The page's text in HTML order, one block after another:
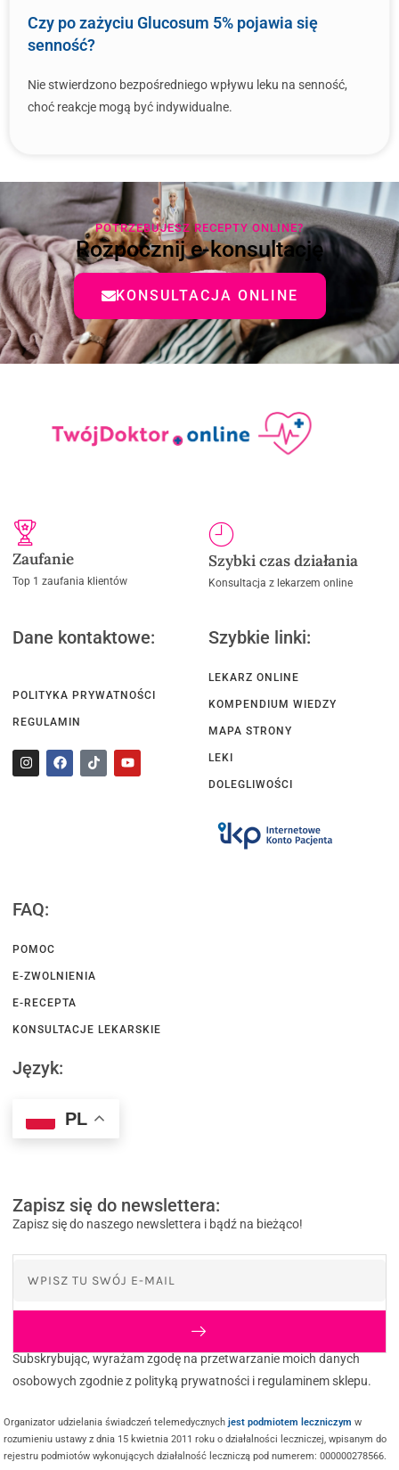
Czy po zażyciu Glucosum 5% pojawia się
senność?
Nie stwierdzono bezpośredniego wpływu leku na senność,
choć reakcje mogą być indywidualne.
POTRZEBUJESZ RECEPTY ONLINE?
Rozpocznij e-konsultację
KONSULTACJA ONLINE
Zaufanie
Top 1 zaufania klientów
Szybki czas działania
Konsultacja z lekarzem online
Dane kontaktowe:
POLITYKA PRYWATNOŚCI
REGULAMIN
Szybkie linki:
LEKARZ ONLINE
KOMPENDIUM WIEDZY
MAPA STRONY
LEKI
DOLEGLIWOŚCI
FAQ:
POMOC
E-ZWOLNIENIA
E-RECEPTA
KONSULTACJE LEKARSKIE
Język:
PL
Zapisz się do newslettera:
Zapisz się do naszego newslettera i bądź na bieżąco!
Subskrybując, wyrażam zgodę na przetwarzanie moich danych
osobowych zgodnie z polityką prywatności i regulaminem sklepu.
Organizator udzielania świadczeń telemedycznychjest podmiotem leczniczym w
rozumieniu ustawy z dnia 15 kwietnia 2011 roku o działalności leczniczej, wpisanym do
rejestru podmiotów wykonujących działalność leczniczą pod numerem: 000000278566.